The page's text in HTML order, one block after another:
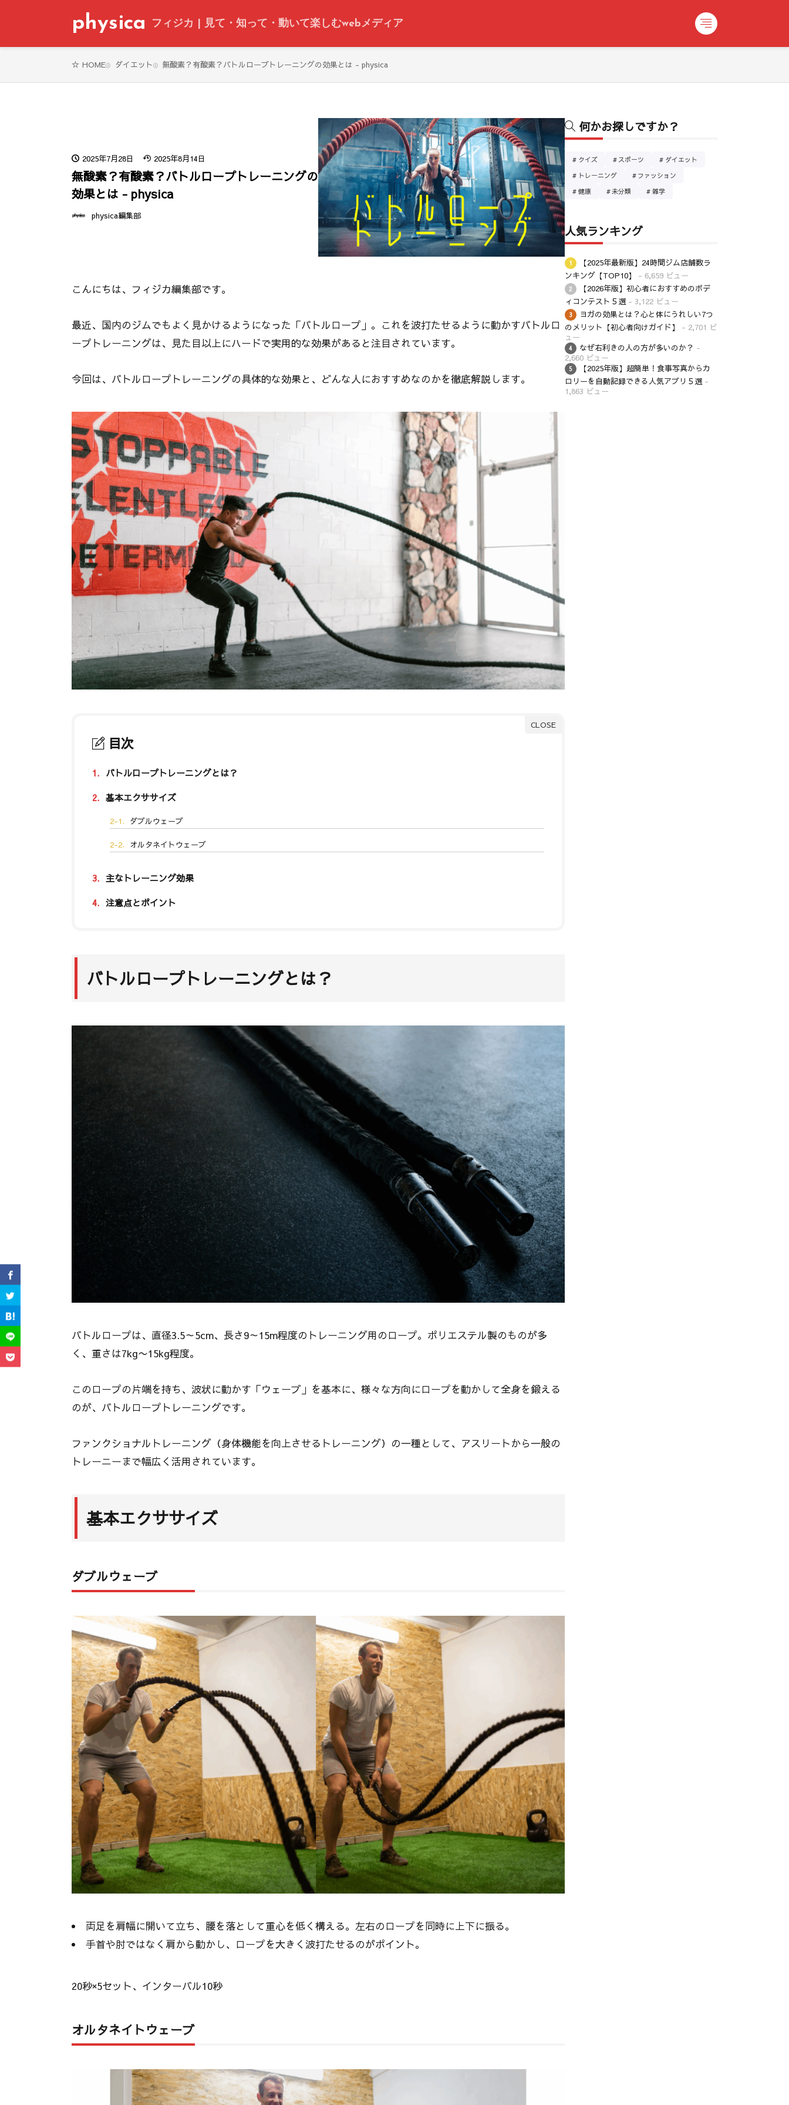
physica フィジカ | 見て・知って・動いて楽しむwebメディア
HOME ダイエット 無酸素？有酸素？バトルロープトレーニングの効果とは - physica
2025年7月28日 2025年8月14日
無酸素？有酸素？バトルロープトレーニングの
効果とは - physica
physica編集部
こんにちは、フィジカ編集部です。
最近、国内のジムでもよく見かけるようになった「バトルロープ」。これを波打たせるように動かすバトルロ
ープトレーニングは、見た目以上にハードで実用的な効果があると注目されています。
今回は、バトルロープトレーニングの具体的な効果と、どんな人におすすめなのかを徹底解説します。
目次
1. バトルロープトレーニングとは？
2. 基本エクササイズ
2-1. ダブルウェーブ
2-2. オルタネイトウェーブ
3. 主なトレーニング効果
4. 注意点とポイント
バトルロープトレーニングとは？
バトルロープは、直径3.5～5cm、長さ9～15m程度のトレーニング用のロープ。ポリエステル製のものが多
く、重さは7kg〜15kg程度。
このロープの片端を持ち、波状に動かす「ウェーブ」を基本に、様々な方向にロープを動かして全身を鍛える
のが、バトルロープトレーニングです。
ファンクショナルトレーニング（身体機能を向上させるトレーニング）の一種として、アスリートから一般の
トレーニーまで幅広く活用されています。
基本エクササイズ
ダブルウェーブ
両足を肩幅に開いて立ち、腰を落として重心を低く構える。左右のロープを同時に上下に振る。
手首や肘ではなく肩から動かし、ロープを大きく波打たせるのがポイント。
20秒×5セット、インターバル10秒
オルタネイトウェーブ
何かお探しですか？
クイズ スポーツ
ダイエット
トレーニング
ファッション
健康
未分類 雑学
人気ランキング
【2025年最新版】24時間ジム店舗数ラ
ンキング【TOP10】
- 6,659 ビュー
【2026年版】初心者におすすめのボデ
ィコンテスト５選 - 3,122 ビュー
ヨガの効果とは？心と体にうれしい7つ
のメリット【初心者向けガイド】
- 2,701 ビ
ュー
なぜ右利きの人の方が多いのか？ -
2,660 ビュー
【2025年版】超簡単！食事写真からカ
ロリーを自動記録できる人気アプリ５選 -
1,863 ビュー